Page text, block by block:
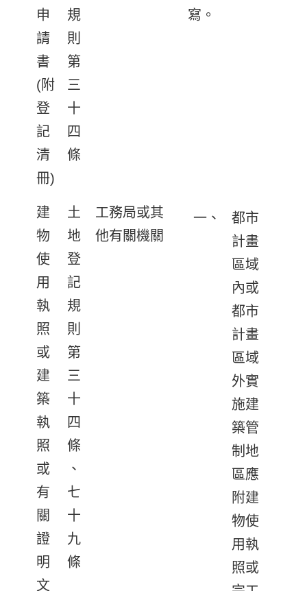
申
請
書
(附
登
記
清
冊)
規
則
第
三
十
四
條
寫。
建
物
使
用
執
照
或
建
築
執
照
或
有
關
證
明
文
土
地
登
記
規
則
第
三
十
四
條
、
七
十
九
條
工務局或其
他有關機關
一、
都市
計畫
區域
內或
都市
計畫
區域
外實
施建
築管
制地
區應
附建
物使
用執
照或